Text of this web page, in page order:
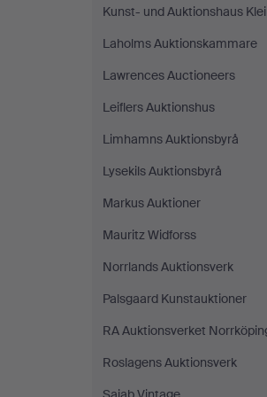
Kunst- und Auktionshaus
Laholms Auktionskammare
Lawrences Auctioneers
Leiflers Auktionshus
Limhamns Auktionsbyrå
Lysekils Auktionsbyrå
Markus Auktioner
Mauritz Widforss
Norrlands Auktionsverk
Palsgaard Kunstauktioner
RA Auktionsverket
Roslagens Auktionsverk